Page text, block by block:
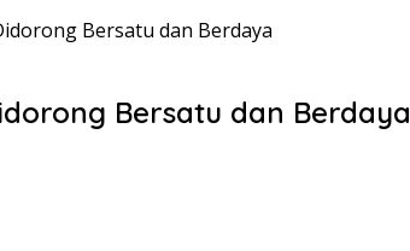
Bersatu dan Berdaya
Bersatu dan Berdaya